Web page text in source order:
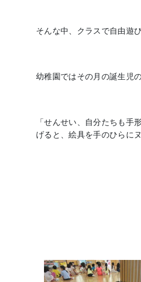
そんな中、クラスで自由遊
幼稚園ではその月の誕生児
「せんせい、自分たちも手
げると、絵具を手のひらに